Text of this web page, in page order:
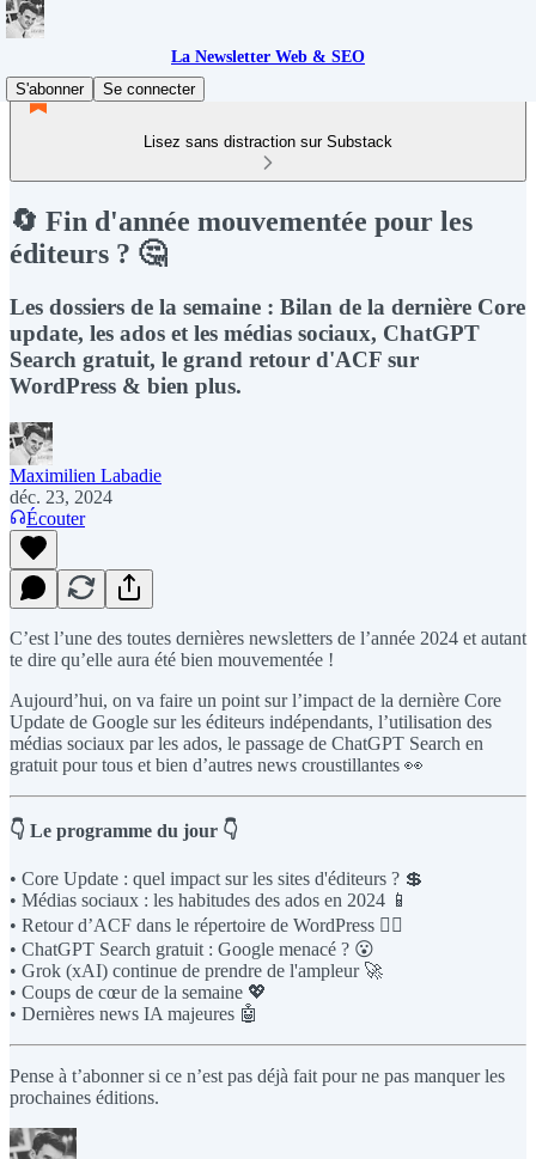
La Newsletter Web & SEO
S'abonner
Se connecter
Lisez sans distraction sur Substack
🔄 Fin d'année mouvementée pour les
éditeurs ? 🤔
Les dossiers de la semaine : Bilan de la dernière Core
update, les ados et les médias sociaux, ChatGPT
Search gratuit, le grand retour d'ACF sur
WordPress & bien plus.
Maximilien Labadie
déc. 23, 2024
Écouter
C’est l’une des toutes dernières newsletters de l’année 2024 et autant
te dire qu’elle aura été bien mouvementée !
Aujourd’hui, on va faire un point sur l’impact de la dernière Core
Update de Google sur les éditeurs indépendants, l’utilisation des
médias sociaux par les ados, le passage de ChatGPT Search en
gratuit pour tous et bien d’autres news croustillantes 👀
👇 Le programme du jour 👇
• Core Update : quel impact sur les sites d'éditeurs ? 💲
• Médias sociaux : les habitudes des ados en 2024 📱
• Retour d’ACF dans le répertoire de WordPress 👨‍⚖️
• ChatGPT Search gratuit : Google menacé ? 😮
• Grok (xAI) continue de prendre de l'ampleur 🚀
• Coups de cœur de la semaine 💖
• Dernières news IA majeures 🤖
Pense à t’abonner si ce n’est pas déjà fait pour ne pas manquer les
prochaines éditions.